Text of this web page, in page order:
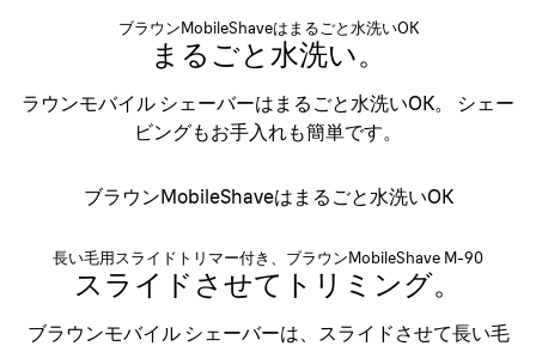
ブラウンMobileShaveはまるごと水洗いOK
まるごと水洗い。
ラウンモバイル シェーバーはまるごと水洗いOK。 シェー
ビングもお手入れも簡単です。
ブラウンMobileShaveはまるごと水洗いOK
長い毛用スライドトリマー付き、ブラウンMobileShave M-90
スライドさせてトリミング。
ブラウンモバイル シェーバーは、 スライドさせて長い毛